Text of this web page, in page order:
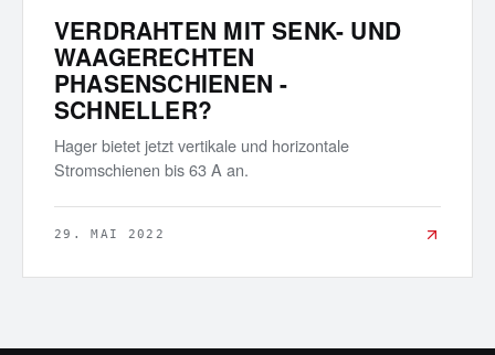
VERDRAHTEN MIT SENK- UND
WAAGERECHTEN
PHASENSCHIENEN -
SCHNELLER?
Hager bietet jetzt vertikale und horizontale
Stromschienen bis 63 A an.
29. MAI 2022